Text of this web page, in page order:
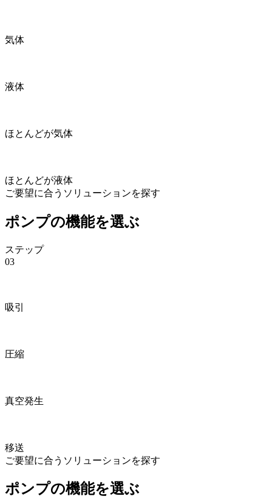
気体
液体
ほとんどが気体
ほとんどが液体
ご要望に合うソリューションを探す
ポンプの機能を選ぶ
ステップ
03
吸引
圧縮
真空発生
移送
ご要望に合うソリューションを探す
ポンプの機能を選ぶ